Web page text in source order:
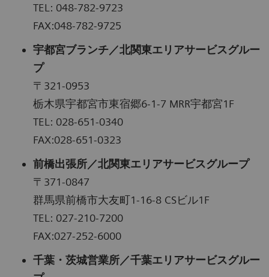
TEL: 048-782-9723
FAX:048-782-9725
宇都宮ブランチ／北関東エリアサービスグルー
プ
〒321-0953
栃木県宇都宮市東宿郷6-1-7 MRR宇都宮1F
TEL: 028-651-0340
FAX:028-651-0323
前橋出張所／北関東エリアサービスグループ
〒371-0847
群馬県前橋市大友町1-16-8 CSビル1F
TEL: 027-210-7200
FAX:027-252-6000
千葉・茨城営業所／千葉エリアサービスグルー